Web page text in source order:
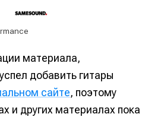
материала,
добавить гитары
сайте, поэтому
и других материалах пока